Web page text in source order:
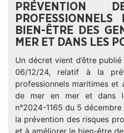
PRÉVENTION
BIEN-ÊTRE DES
MER ET DANS LES
Un décret vient d’être
06/12/24, relatif à la
professionnels maritimes et
de mer en mer et dans
n°2024-1165 du 5
la prévention des risques
et à améliorer le bien-être